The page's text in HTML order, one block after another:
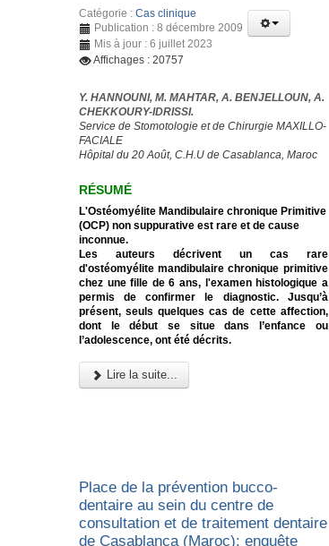
Catégorie : Cas clinique
Publication : 8 décembre 2009
Mis à jour : 6 juillet 2023
Affichages : 20757
Y. HANNOUNI, M. MAHTAR, A. BENJELLOUN, A.
CHEKKOURY-IDRISSI.
Service de Stomotologie et de Chirurgie MAXILLO-
FACIALE
Hôpital du 20 Août, C.H.U de Casablanca, Maroc
RÉSUMÉ
L'Ostéomyélite Mandibulaire chronique Primitive
(OCP) non suppurative est rare et de cause
inconnue.
Les auteurs décrivent un cas rare
d'ostéomyélite mandibulaire chronique primitive
chez une fille de 6 ans, l'examen histologique a
permis de confirmer le diagnostic.Jusqu’à
présent, seuls quelques cas de cette affection,
dont le début se situe dans l’enfance ou
l’adolescence, ont été décrits.
Lire la suite...
Place de la prévention bucco-
dentaire au sein du centre de
consultation et de traitement dentaire
de Casablanca (Maroc): enquête